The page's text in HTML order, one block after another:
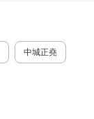
中城正堯